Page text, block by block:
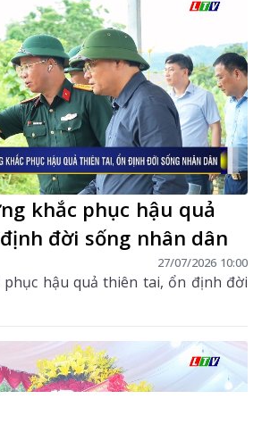
khắc phục hậu quả
đời sống nhân dân
27/07/2026 10:00
hậu quả thiên tai, ổn định đời